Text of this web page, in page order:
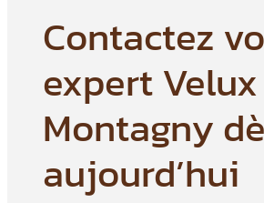
Contactez
expert
Montagny
aujourd’hui